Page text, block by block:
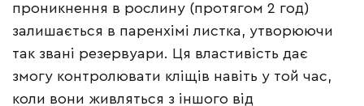
проникнення в рослину (протягом 2 год)
залишається в паренхімі листка, утворюючи
так звані резервуари. Ця властивість дає
змогу контролювати кліщів навіть у той час,
коли вони живляться з іншого від